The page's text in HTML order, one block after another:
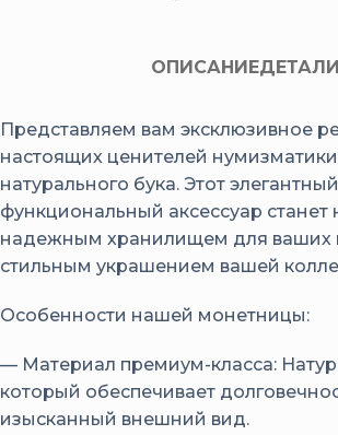
ОПИСАНИЕДЕТАЛИ
Представляем вам эксклюзивное
настоящих ценителей
натурального бука. Этот
функциональный аксессуар станет
надежным хранилищем для ваших
стильным украшением вашей
Особенности нашей монетницы:
— Материал премиум-класса:
который обеспечивает
изысканный внешний вид.